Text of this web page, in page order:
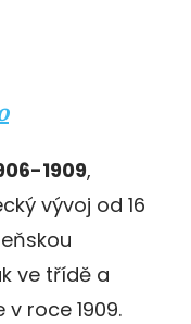
1909,
vývoj od 16
ve třídě a
roce 1909.